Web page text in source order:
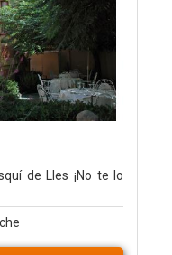
de Lles ¡No te lo